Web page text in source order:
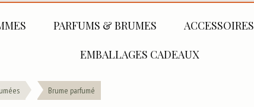
PARFUMS & BRUMES ACCESSOIRES
EMBALLAGES CADEAUX
Brume parfumé